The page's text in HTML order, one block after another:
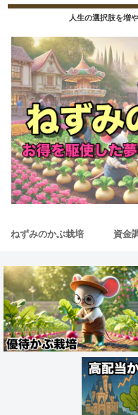
人生の選択肢を増
ねずみのかぶ栽培 資金